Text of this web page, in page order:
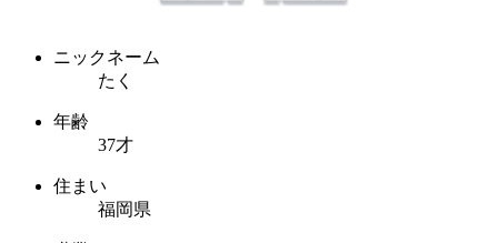
ニックネーム
たく
年齢
37才
住まい
福岡県